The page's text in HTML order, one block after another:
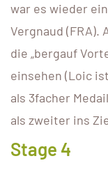
war es wieder
Vergnaud (FRA).
die „bergauf
einsehen (Loic
als 3facher
als zweiter ins
Stage 4